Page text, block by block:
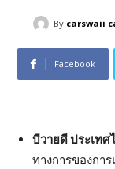
By carswaii
Facebook
บีวายดี ประเทศ
ทางการของกา